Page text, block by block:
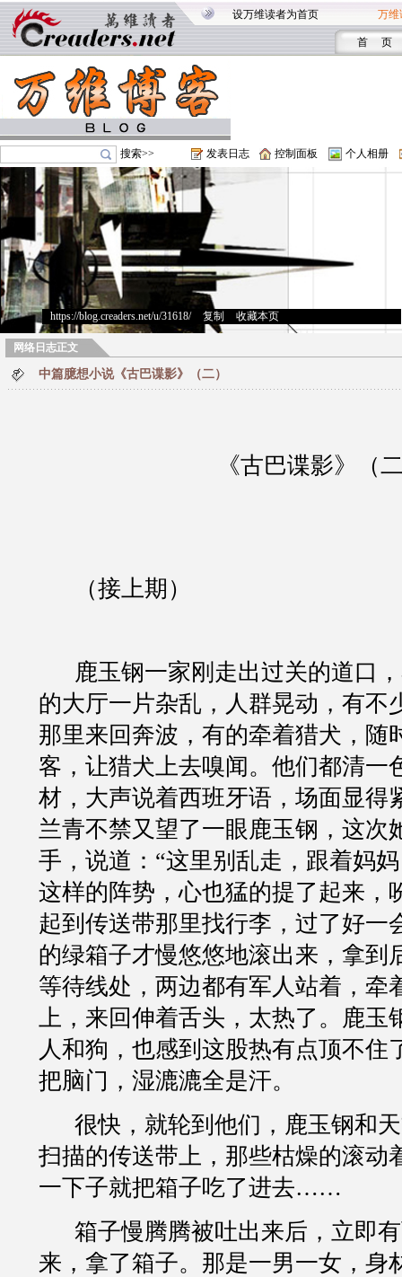
设万维读者为首页 万维
首 页
搜索>> 发表日志 控制面板 个人相册
https://blog.creaders.net/u/31618/> 复制 收藏本页
网络日志正文
中篇臆想小说《古巴谍影》（二）
《古巴谍影》（
（接上期）
鹿玉钢一家刚走出过关的道口
的大厅一片杂乱，人群晃动，有不
那里来回奔波，有的牵着猎犬，随
客，让猎犬上去嗅闻。他们都清一
材，大声说着西班牙语，场面显得
兰青不禁又望了一眼鹿玉钢，这次
手，说道： “这里别乱走，跟着妈
这样的阵势，心也猛的提了起来，
起到传送带那里找行李，过了好一
的绿箱子才慢悠悠地滚出来，拿到
等待线处，两边都有军人站着，牵
上，来回伸着舌头，太热了。鹿玉
人和狗，也感到这股热有点顶不住
把脑门，湿漉漉全是汗。
很快，就轮到他们，鹿玉钢和
扫描的传送带上，那些枯燥的滚动
一下子就把箱子吃了进去……
箱子慢腾腾被吐出来后，立即
来，拿了箱子。那是一男一女，身